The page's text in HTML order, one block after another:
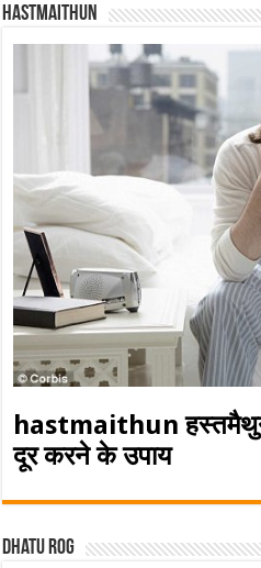
Hastmaithun
hastmaithun
दूर करने के उपाय
Dhatu rog